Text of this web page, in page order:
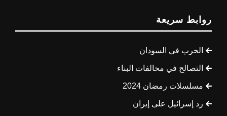
روابط سريعة
الحرب في السودان
التصالح في مخالفات البناء
مسلسلات رمضان 2024
رد إسرائيل على إيران